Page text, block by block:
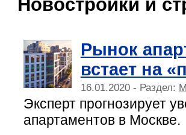
Новостройки и
Рынок
встает на
16.01.2020 - Раздел:
Эксперт прогнозирует
апартаментов в Москве.